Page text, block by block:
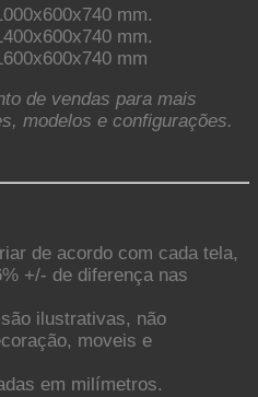
mm.
mm.
mm
de vendas para mais
modelos e configurações.
de acordo com cada tela,
+/- de diferença nas
ilustrativas, não
moveis e
em milímetros.